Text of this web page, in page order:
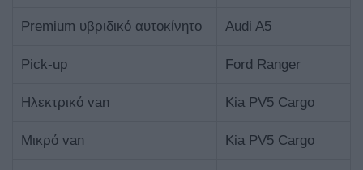
Premium υβριδικό αυτοκίνητο Audi A5
Pick-up Ford Ranger
Ηλεκτρικό van Kia PV5 Cargo
Μικρό van Kia PV5 Cargo